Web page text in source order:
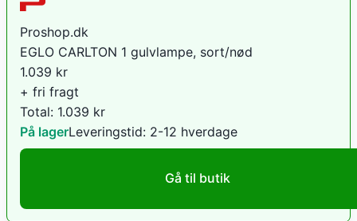
Proshop.dk
EGLO CARLTON 1 gulvlampe, sort/nød
1.039 kr
+ fri fragt
Total: 1.039 kr
På lagerLeveringstid: 2-12 hverdage
Gå til butik